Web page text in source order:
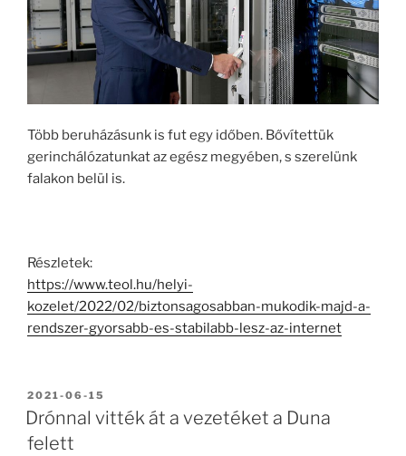
Több beruházásunk is fut egy időben. Bővítettük
gerinchálózatunkat az egész megyében, s szerelünk
falakon belül is.
Részletek:
https://www.teol.hu/helyi-
kozelet/2022/02/biztonsagosabban-mukodik-majd-a-
rendszer-gyorsabb-es-stabilabb-lesz-az-internet
BEKÜLDVE:
2021-06-15
Drónnal vitték át a vezetéket a Duna
felett